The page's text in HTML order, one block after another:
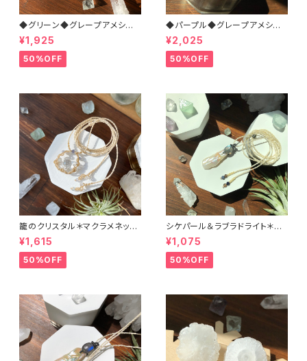
◆グリーン◆グレープアメシスト
＊マクラメネックレス
¥1,925
50%OFF
◆パープル◆グレープアメシスト
＊マクラメネックレス
¥2,025
50%OFF
籠のクリスタル＊マクラメネック
レス
¥1,615
50%OFF
シケパール＆ラブラドライト＊マ
クラメペンダント
¥1,075
50%OFF